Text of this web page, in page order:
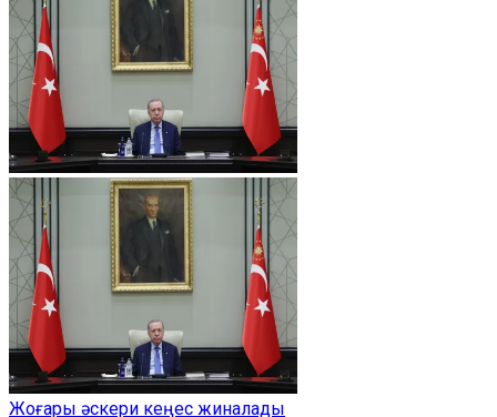
Жоғары әскери кеңес жиналады